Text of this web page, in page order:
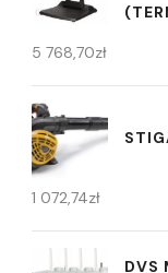
5 768,70zł
1 072,74zł
DVS